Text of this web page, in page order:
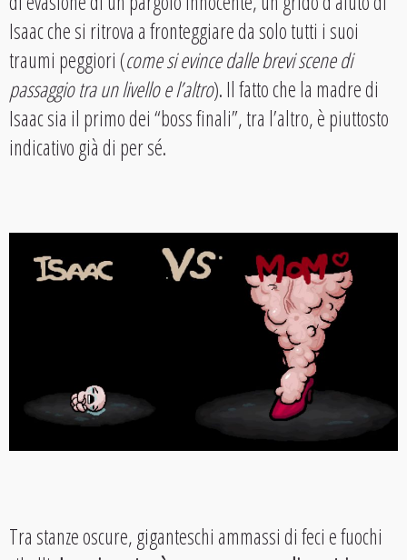
Isaac che si ritrova a fronteggiare da solo tutti i suoi
traumi peggiori (come si evince dalle brevi scene di
passaggio tra un livello e l’altro). Il fatto che la madre di
Isaac sia il primo dei “boss finali”, tra l’altro, è piuttosto
indicativo già di per sé.
Tra stanze oscure, giganteschi ammassi di feci e fuochi